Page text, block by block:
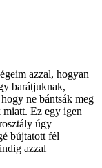
azzal, hogyan
barátjuknak,
ne bántsák meg
miatt. Ez egy igen
úgy
bújtatott fél
azzal